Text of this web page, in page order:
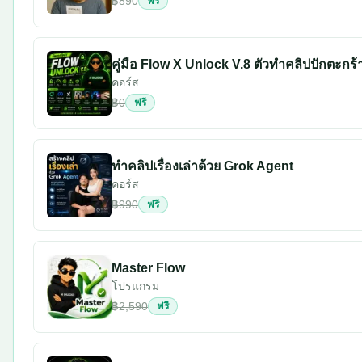
คู่มือ Flow X Unlock V.8 ตัวทำคลิปปักตะก
คอร์ส
฿0
ฟรี
ทำคลิปเรื่องเล่าด้วย Grok Agent
คอร์ส
฿990
ฟรี
Master Flow
โปรแกรม
฿2,590
ฟรี